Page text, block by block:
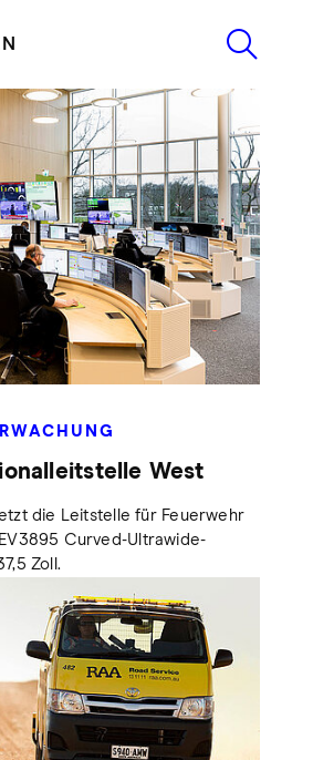
West
die Leitstelle für Feuerwehr
Curved-Ultrawide-
Zoll.